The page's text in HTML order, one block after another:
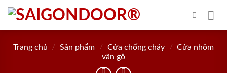
Skip
content
Trang chủ / Sản phẩm / Cửa chống cháy / Cửa nhôm
vân gỗ